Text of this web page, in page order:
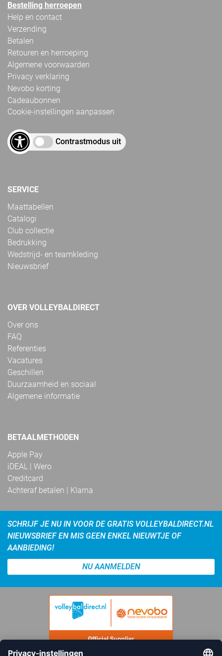
Bestelling herroepen
Help en contact
Verzending
Betalen
Retouren en herroeping
Algemene voorwaarden
Privacy verklaring
Nevobo korting
Cadeaubonnen
Cookie-instellingen aanpassen
Contrastmodus uit
SERVICE
Maattabellen
Catalogi
Club collectie
Bedrukking
Wedstrijd- en teamkleding
Nieuwsbrief
OVER VOLLEYBALDIRECT
Over ons
FAQ
Referenties
Vacatures
Geschillen
Duurzaamheid en sociaal
Algemene informatie
BETAALMETHODEN
Apple Pay
iDEAL | Wero
Creditcard
Achteraf betalen | Klarna
SCHRIJF JE NU IN VOOR DE GRATIS VOLLEYBALDIRECT.NL
NIEUWSBRIEF EN MIS GEEN ENKEL NIEUWTJE OF
AANBIEDING!
NU AANMELDEN